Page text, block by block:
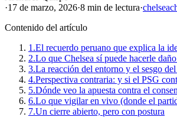
·17 de marzo, 2026·8 min de lectura·chelsea
Contenido del artículo
1.El recuerdo peruano que explica la
2.Lo que Chelsea sí puede hacerle
3.La reacción del entorno y el sesgo
4.Perspectiva contraria: y si el PSG
5.Dónde veo la apuesta contra el
6.Lo que vigilar en vivo (donde el
7.Un cierre abierto, pero con postura